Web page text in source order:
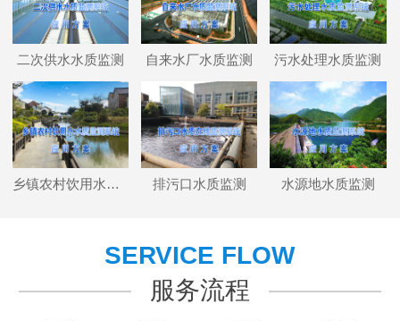
二次供水水质监测 自来水厂水质监测 污水处理水质监测
乡镇农村饮用水水质监测 排污口水质监测 水源地水质监测
SERVICE FLOW
服务流程